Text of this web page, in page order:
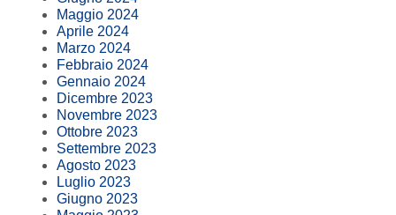
Maggio 2024
Aprile 2024
Marzo 2024
Febbraio 2024
Gennaio 2024
Dicembre 2023
Novembre 2023
Ottobre 2023
Settembre 2023
Agosto 2023
Luglio 2023
Giugno 2023